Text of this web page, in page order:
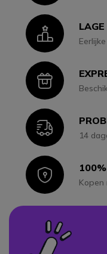
Icon
Icon
Icon14
Icon